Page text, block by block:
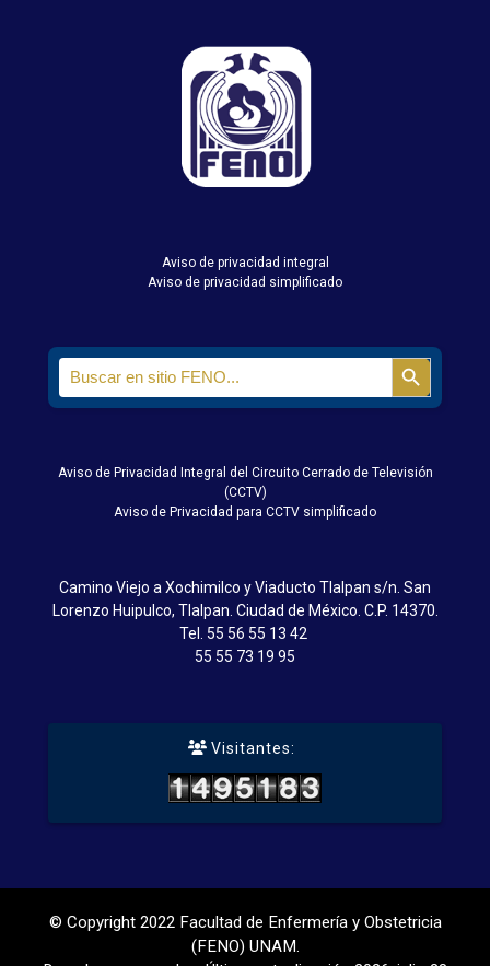
Aviso de privacidad integral
Aviso de privacidad simplificado
Search
for:
Search
Aviso de Privacidad Integral del Circuito Cerrado de Televisión
(CCTV)
Aviso de Privacidad para CCTV simplificado
Camino Viejo a Xochimilco y Viaducto Tlalpan s/n. San
Lorenzo Huipulco, Tlalpan. Ciudad de México. C.P. 14370.
Tel. 55 56 55 13 42
55 55 73 19 95
Visitantes:
© Copyright 2022 Facultad de Enfermería y Obstetricia
(FENO) UNAM.